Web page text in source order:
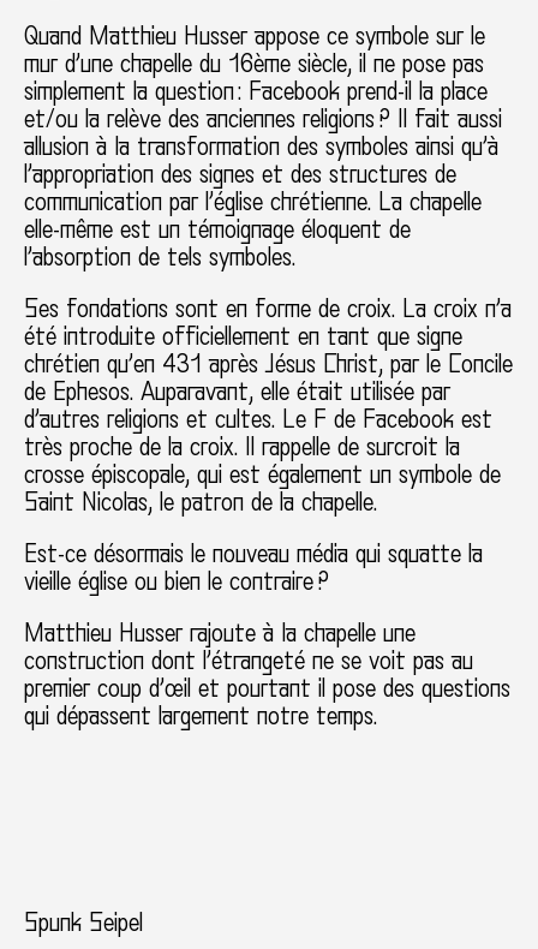
Quand Matthieu Husser appose ce symbole sur le
mur d’une chapelle du 16ème siècle, il ne pose pas
simplement la question : Facebook prend-il la place
et/ou la relève des anciennes religions ? Il fait aussi
allusion à la transformation des symboles ainsi qu’à
l’appropriation des signes et des structures de
communication par l’église chrétienne. La chapelle
elle-même est un témoignage éloquent de
l’absorption de tels symboles.
Ses fondations sont en forme de croix. La croix n’a
été introduite officiellement en tant que signe
chrétien qu’en 431 après Jésus Christ, par le Concile
de Ephesos. Auparavant, elle était utilisée par
d’autres religions et cultes. Le F de Facebook est
très proche de la croix. Il rappelle de surcroit la
crosse épiscopale, qui est également un symbole de
Saint Nicolas, le patron de la chapelle.
Est-ce désormais le nouveau média qui squatte la
vieille église ou bien le contraire ?
Matthieu Husser rajoute à la chapelle une
construction dont l’étrangeté ne se voit pas au
premier coup d’œil et pourtant il pose des questions
qui dépassent largement notre temps.
Spunk Seipel